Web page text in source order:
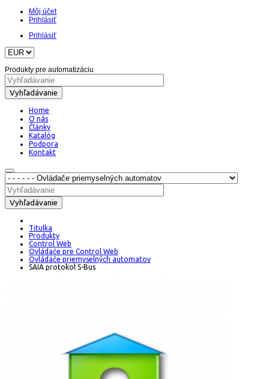
Môj účet
Prihlásiť
Prihlásiť
Produkty pre automatizáciu
Vyhľadávanie
Home
O nás
Články
Katalóg
Podpora
Kontakt
Vyhľadávanie
Titulka
Produkty
Control Web
Ovládače pre Control Web
Ovládače priemyselných automatov
SAIA protokol S-Bus